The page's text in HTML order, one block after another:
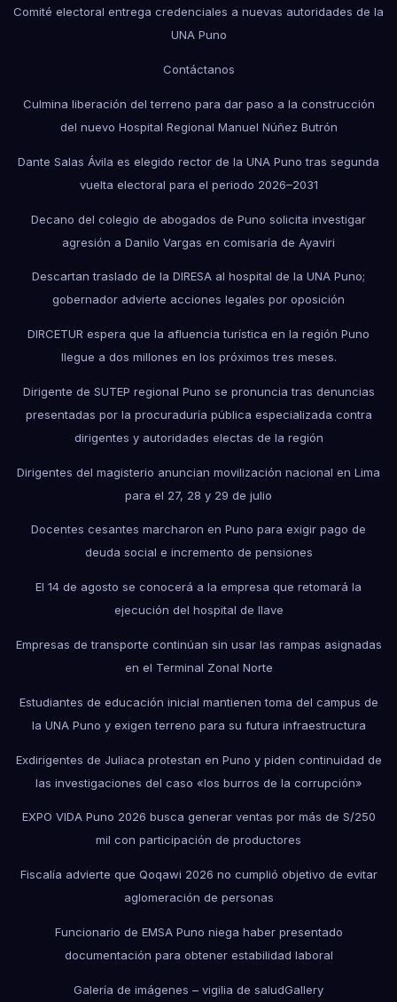
Comité electoral entrega credenciales a nuevas autoridades de la
UNA Puno
Contáctanos
Culmina liberación del terreno para dar paso a la construcción
del nuevo Hospital Regional Manuel Núñez Butrón
Dante Salas Ávila es elegido rector de la UNA Puno tras segunda
vuelta electoral para el periodo 2026–2031
Decano del colegio de abogados de Puno solicita investigar
agresión a Danilo Vargas en comisaría de Ayaviri
Descartan traslado de la DIRESA al hospital de la UNA Puno;
gobernador advierte acciones legales por oposición
DIRCETUR espera que la afluencia turística en la región Puno
llegue a dos millones en los próximos tres meses.
Dirigente de SUTEP regional Puno se pronuncia tras denuncias
presentadas por la procuraduría pública especializada contra
dirigentes y autoridades electas de la región
Dirigentes del magisterio anuncian movilización nacional en Lima
para el 27, 28 y 29 de julio
Docentes cesantes marcharon en Puno para exigir pago de
deuda social e incremento de pensiones
El 14 de agosto se conocerá a la empresa que retomará la
ejecución del hospital de Ilave
Empresas de transporte continúan sin usar las rampas asignadas
en el Terminal Zonal Norte
Estudiantes de educación inicial mantienen toma del campus de
la UNA Puno y exigen terreno para su futura infraestructura
Exdirigentes de Juliaca protestan en Puno y piden continuidad de
las investigaciones del caso «los burros de la corrupción»
EXPO VIDA Puno 2026 busca generar ventas por más de S/250
mil con participación de productores
Fiscalía advierte que Qoqawi 2026 no cumplió objetivo de evitar
aglomeración de personas
Funcionario de EMSA Puno niega haber presentado
documentación para obtener estabilidad laboral
Galería de imágenes – vigilia de saludGallery